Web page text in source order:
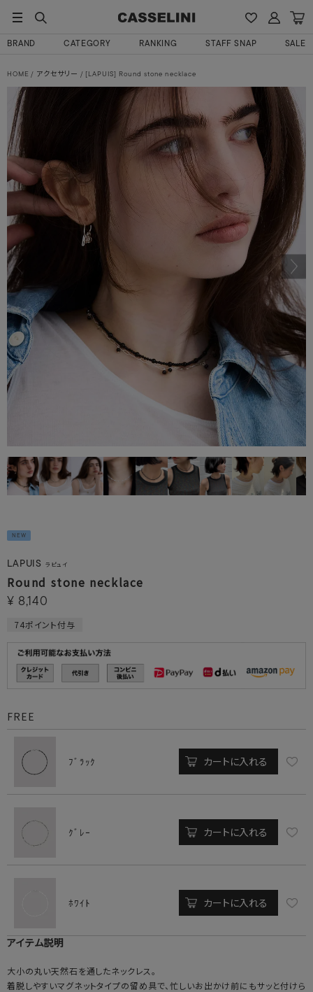
BRAND CATEGORY RANKING STAFF SNAP SALE
HOME アクセサリー [LAPUIS] Round stone necklace
NEW
LAPUIS ラピュイ
Round stone necklace
¥ 8,140
74ポイント付与
FREE
ﾌﾞﾗｯｸ カートに入れる
ｸﾞﾚｰ カートに入れる
ﾎﾜｲﾄ カートに入れる
アイテム説明
大小の丸い天然石を通したネックレス。
着脱しやすいマグネットタイプの留め具で、忙しいお出かけ前にもサッと付けら